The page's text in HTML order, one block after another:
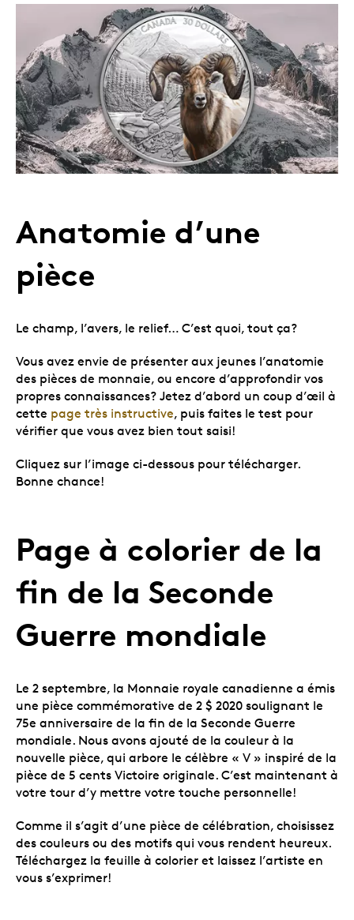
Anatomie d’une
pièce
Le champ, l’avers, le relief… C’est quoi, tout ça?
Vous avez envie de présenter aux jeunes l’anatomie
des pièces de monnaie, ou encore d’approfondir vos
propres connaissances? Jetez d’abord un coup d’œil à
cette page très instructive, puis faites le test pour
vérifier que vous avez bien tout saisi!
Cliquez sur l’image ci-dessous pour télécharger.
Bonne chance!
Page à colorier de la
fin de la Seconde
Guerre mondiale
Le 2 septembre, la Monnaie royale canadienne a émis
une pièce commémorative de 2 $ 2020 soulignant le
75e anniversaire de la fin de la Seconde Guerre
mondiale. Nous avons ajouté de la couleur à la
nouvelle pièce, qui arbore le célèbre « V » inspiré de la
pièce de 5 cents Victoire originale. C’est maintenant à
votre tour d’y mettre votre touche personnelle!
Comme il s’agit d’une pièce de célébration, choisissez
des couleurs ou des motifs qui vous rendent heureux.
Téléchargez la feuille à colorier et laissez l’artiste en
vous s’exprimer!